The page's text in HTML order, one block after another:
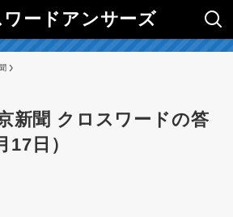
ワードアンサーズ
新聞 クロスワードの答
17日）